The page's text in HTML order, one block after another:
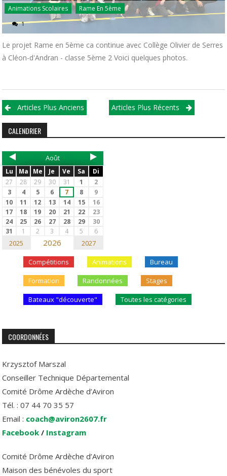
Animations Scolaires Rame En 5ème
1
Le projet Rame en 5ème ca continue avec Collège Olivier de Serres
à Cléon-d'Andran - classe 5ème 2 Voici quelques photos.
Articles Plus Anciens Articles Plus Récents
CALENDRIER
Août
Lu Ma Me Je Ve Sa
Di
27
28 29 30 31 1
2
3
4 5 6 7 8
9
10
11 12 13 14 15
16
17
18 19 20 21 22
23
24
25 26 27 28 29
30
31
1 2 3 4 5 6
2025 2026 2027
Compétitions Animations Bureau
Formation Randonnées Stages
Bateaux "découverte" Toutes les catégories
COORDONNÉES
Krzysztof Marszal
Conseiller Technique Départemental
Comité Drôme Ardèche d’Aviron
Tél. : 07 44 70 35 57
Email : coach@aviron2607.fr
Facebook / Instagram
Comité Drôme Ardèche d’Aviron
Maison des bénévoles du sport